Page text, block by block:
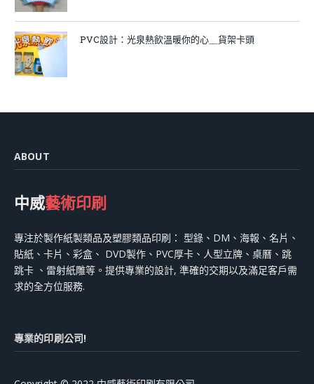
PVC設計：光泉熱飲溫暖你的心＿貨架卡頭
ABOUT
中威藝術印刷
專注於製作紙製類品及塑膠類品印刷： 型錄、DM、海報、名片、
貼紙、卡片、彩盒、 DVD製作、PVC厚卡、人型立牌、桌曆、跳
跳卡 、雷射紙雕等。提供專業的設計, 準確的交期以及滿足客戶需
求的全方位服務.
專業的印刷公司!